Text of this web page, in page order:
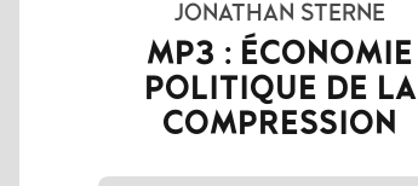
JONATHAN STERNE
MP3 : ÉCONOMIE
POLITIQUE DE LA
COMPRESSION